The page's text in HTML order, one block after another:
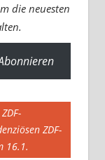
die neuesten
ZDF-
16.1.